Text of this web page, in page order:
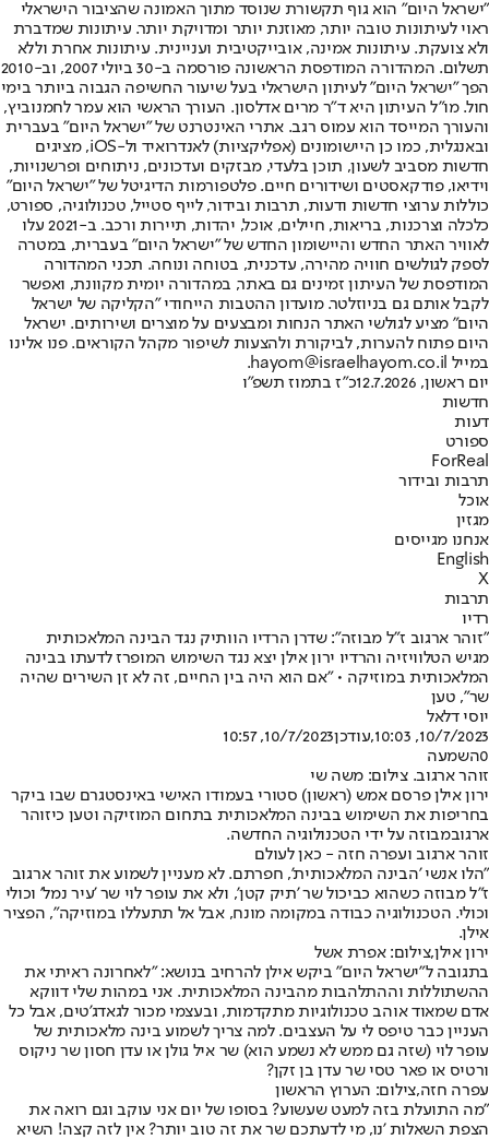
"ישראל היום" הוא גוף תקשורת שנוסד מתוך האמונה שהציבור הישראלי
ראוי לעיתונות טובה יותר, מאוזנת יותר ומדויקת יותר. עיתונות שמדברת
ולא צועקת. עיתונות אמינה, אובייקטיבית ועניינית. עיתונות אחרת וללא
תשלום. המהדורה המודפסת הראשונה פורסמה ב-30 ביולי 2007, וב-2010
הפך "ישראל היום" לעיתון הישראלי בעל שיעור החשיפה הגבוה ביותר בימי
חול. מו"ל העיתון היא ד"ר מרים אדלסון. העורך הראשי הוא עמר לחמנוביץ,
והעורך המייסד הוא עמוס רגב. אתרי האינטרנט של "ישראל היום" בעברית
ובאנגלית, כמו כן היישומונים (אפליקציות) לאנדרואיד ול-iOS, מציגים
חדשות מסביב לשעון, תוכן בלעדי, מבזקים ועדכונים, ניתוחים ופרשנויות,
וידיאו, פודקאסטים ושידורים חיים. פלטפורמות הדיגיטל של "ישראל היום"
כוללות ערוצי חדשות ודעות, תרבות ובידור, לייף סטייל, טכנולוגיה, ספורט,
כלכלה וצרכנות, בריאות, חיילים, אוכל, יהדות, תיירות ורכב. ב-2021 עלו
לאוויר האתר החדש והיישומון החדש של "ישראל היום" בעברית, במטרה
לספק לגולשים חוויה מהירה, עדכנית, בטוחה ונוחה. תכני המהדורה
המודפסת של העיתון זמינים גם באתר, במהדורה יומית מקוונת, ואפשר
לקבל אותם גם בניוזלטר. מועדון ההטבות הייחודי "הקליקה של ישראל
היום" מציע לגולשי האתר הנחות ומבצעים על מוצרים ושירותים. ישראל
היום פתוח להערות, לביקורת ולהצעות לשיפור מקהל הקוראים. פנו אלינו
במייל hayom@israelhayom.co.il.
יום ראשון, 12.7.2026
כ"ז בתמוז תשפ"ו
חדשות
דעות
ספורט
ForReal
תרבות ובידור
אוכל
מגזין
אנחנו מגייסים
English
X
תרבות
רדיו
"זוהר ארגוב ז"ל מבוזה": שדרן הרדיו הוותיק נגד הבינה המלאכותית
מגיש הטלוויזיה והרדיו ירון אילן יצא נגד השימוש המופרז לדעתו בבינה
המלאכותית במוזיקה • "אם הוא היה בין החיים, זה לא זן השירים שהיה
שר", טען
יוסי דלאל
10/7/2023, 10:03
,עודכן10/7/2023, 10:57
0השמעה
זוהר ארגוב. צילום: משה שי
ירון אילן פרסם אמש (ראשון) סטורי בעמודו האישי באינסטגרם שבו ביקר
בחריפות את השימוש בבינה המלאכותית בתחום המוזיקה וטען כיזוהר
ארגובמבוזה על ידי הטכנולוגיה החדשה.
זוהר ארגוב ועפרה חזה - כאן לעולם
"הלו אנשי 'הבינה המלאכותית', חפרתם. לא מעניין לשמוע את זוהר ארגוב
ז"ל מבוזה כשהוא כביכול שר 'תיק קטן', ולא את עופר לוי שר 'עיר נמל' וכולי
וכולי. הטכנולוגיה כבודה במקומה מונח, אבל אל תתעללו במוזיקה", הפציר
אילן.
ירון אילן,צילום: אפרת אשל
בתגובה ל"ישראל היום" ביקש אילן להרחיב בנושא: "לאחרונה ראיתי את
ההשתוללות וההתלהבות מהבינה המלאכותית. אני במהות שלי דווקא
אדם שמאוד אוהב טכנולוגיות מתקדמות, ובעצמי מכור לגאדג'טים, אבל כל
העניין כבר טיפס לי על העצבים. למה צריך לשמוע בינה מלאכותית של
עופר לוי (שזה גם ממש לא נשמע הוא) שר איל גולן או עדן חסון שר ניקוס
ורטיס או פאר טסי שר עדן בן זקן?
עפרה חזה,צילום: הערוץ הראשון
"מה התועלת בזה למעט שעשוע? בסופו של יום אני עוקב וגם רואה את
הצפת השאלות 'נו, מי לדעתכם שר את זה טוב יותר? אין לזה קצה! השיא